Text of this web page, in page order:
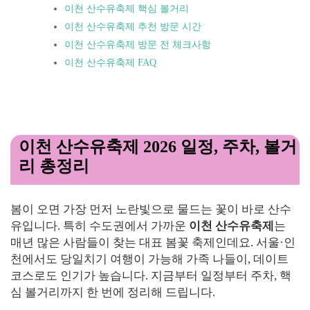
이천 산수유축제 핵심 볼거리
이천 산수유축제 추천 방문 시간
이천 산수유축제 방문 전 체크사항
이천 산수유축제 FAQ
이천 산수유축제 2026 일정, 주차, 볼거
리 총정리
봄이 오면 가장 먼저 노란빛으로 물드는 꽃이 바로 산수
유입니다. 특히 수도권에서 가까운 이천 산수유축제 는
매년 많은 사람들이 찾는 대표 봄꽃 축제인데요. 서울·인
천에서도 당일치기 여행이 가능해 가족 나들이, 데이트
코스로도 인기가 높습니다. 지금부터 일정부터 주차, 핵
심 볼거리까지 한 번에 정리해 드립니다.